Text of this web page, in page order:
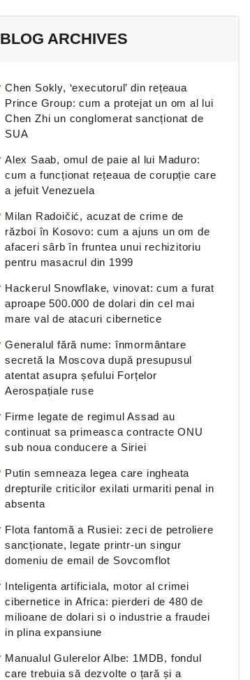
BLOG ARCHIVES
Chen Sokly, ‘executorul’ din rețeaua
Prince Group: cum a protejat un om al lui
Chen Zhi un conglomerat sancționat de
SUA
Alex Saab, omul de paie al lui Maduro:
cum a funcționat rețeaua de corupție care
a jefuit Venezuela
Milan Radoičić, acuzat de crime de
război în Kosovo: cum a ajuns un om de
afaceri sârb în fruntea unui rechizitoriu
pentru masacrul din 1999
Hackerul Snowflake, vinovat: cum a furat
aproape 500.000 de dolari din cel mai
mare val de atacuri cibernetice
Generalul fără nume: înmormântare
secretă la Moscova după presupusul
atentat asupra șefului Forțelor
Aerospațiale ruse
Firme legate de regimul Assad au
continuat sa primeasca contracte ONU
sub noua conducere a Siriei
Putin semneaza legea care ingheata
drepturile criticilor exilati urmariti penal in
absenta
Flota fantomă a Rusiei: zeci de petroliere
sancționate, legate printr-un singur
domeniu de email de Sovcomflot
Inteligenta artificiala, motor al crimei
cibernetice in Africa: pierderi de 480 de
milioane de dolari si o industrie a fraudei
in plina expansiune
Manualul Gulerelor Albe: 1MDB, fondul
care trebuia să dezvolte o țară și a